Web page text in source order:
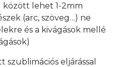
között lehet 1-2mm
(arc, szöveg…) ne
és a kivágások mellé
eljárással